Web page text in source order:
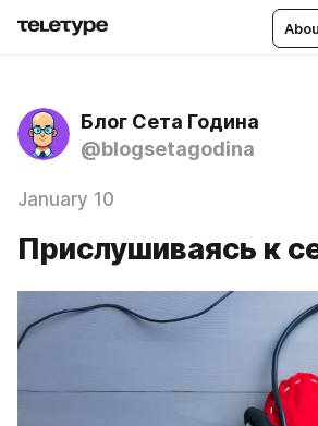
Блог Сета Година
@blogsetagodina
January 10
Прислушиваясь к